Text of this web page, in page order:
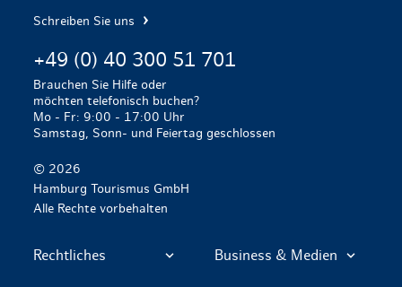
Schreiben Sie uns
+49 (0) 40 300 51 701
Brauchen Sie Hilfe oder
möchten telefonisch buchen?
Mo - Fr: 9:00 - 17:00 Uhr
Samstag, Sonn- und Feiertag geschlossen
© 2026
Hamburg Tourismus GmbH
Alle Rechte vorbehalten
Rechtliches Business & Medien